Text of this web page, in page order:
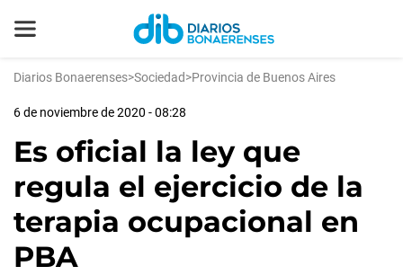
Diarios Bonaerenses>Sociedad>Provincia de Buenos Aires
6 de noviembre de 2020 - 08:28
Es oficial la ley que
regula el ejercicio de la
terapia ocupacional en
PBA